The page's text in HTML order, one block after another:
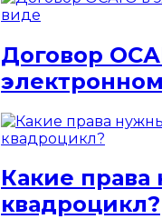
Договор
Какие
квадроцикл?